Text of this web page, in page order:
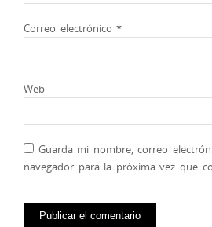
Correo electrónico*
Web
Guarda mi nombre, correo
navegador para la próxima vez que